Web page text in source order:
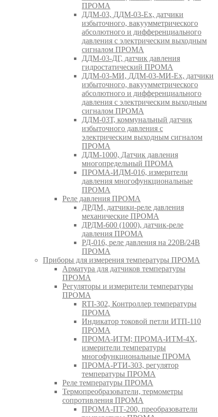
ПРОМА
ДДМ-03, ДДМ-03-Ех, датчики
избыточного, вакуумметрического
абсолютного и дифференциального
давления с электрическим выходным
сигналом ПРОМА
ДДМ-03-ДГ, датчик давления
гидростатический ПРОМА
ДДМ-03-МИ, ДДМ-03-МИ-Ех, датчики
избыточного, вакуумметрического
абсолютного и дифференциального
давления с электрическим выходным
сигналом ПРОМА
ДДМ-03Т, коммунальный датчик
избыточного давления с
электрическим выходным сигналом
ПРОМА
ДДМ-1000, Датчик давления
многопредельный ПРОМА
ПРОМА-ИДМ-016, измерители
давления многофункциональные
ПРОМА
Реле давления ПРОМА
ДРДМ, датчики-реле давления
механические ПРОМА
ДРДМ-600 (1000), датчик-реле
давления ПРОМА
РД-016, реле давления на 220В/24В
ПРОМА
Приборы для измерения температуры ПРОМА
Арматура для датчиков температуры
ПРОМА
Регуляторы и измерители температуры
ПРОМА
RTI-302, Контроллер температуры
ПРОМА
Индикатор токовой петли ИТП-110
ПРОМА
ПРОМА-ИТМ; ПРОМА-ИТМ-4Х,
измерители температуры
многофункциональные ПРОМА
ПРОМА-РТИ-303, регулятор
температуры ПРОМА
Реле температуры ПРОМА
Термопреобразователи, термометры
сопротивления ПРОМА
ПРОМА-ПТ-200, преобразователи